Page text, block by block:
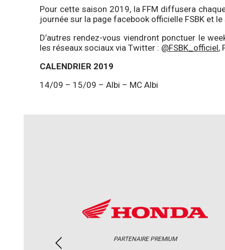
Pour cette saison 2019, la FFM diffusera
journée sur la page facebook officielle FSBK et
D’autres rendez-vous viendront ponctuer le
les réseaux sociaux via Twitter : @FSBK_officiel,
CALENDRIER 2019
14/09 – 15/09 – Albi – MC Albi
PARTENAIRE PREMIUM